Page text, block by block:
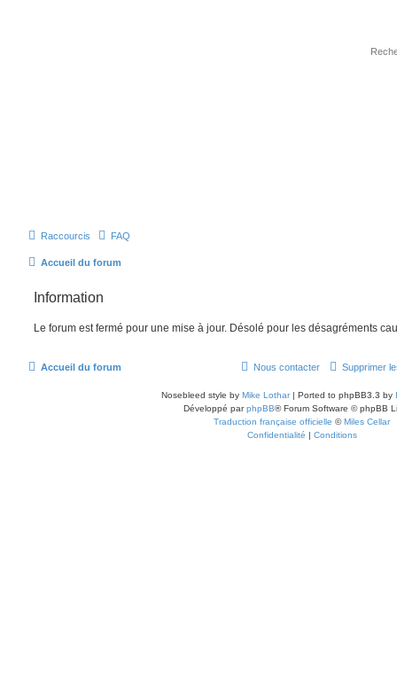
Raccourcis FAQ
Accueil du forum
Information
Le forum est fermé pour une mise à jour. Désolé pour les désagréments
Accueil du forum Supprimer
Nous contacter
Nosebleed style by Mike Lothar| Ported to phpBB3.3 by
Développé parphpBB® Forum Software © phpBB
Traduction française officielle ©Miles Cellar
Confidentialité | Conditions